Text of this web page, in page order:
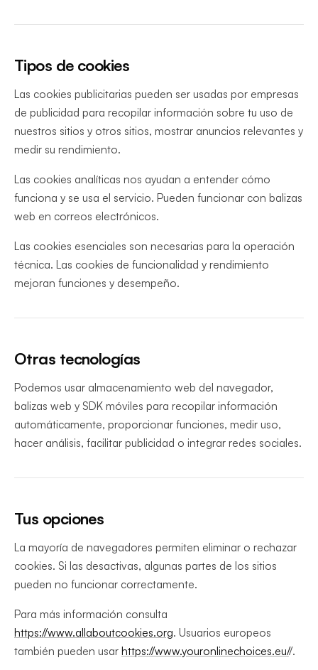
Tipos de cookies
Las cookies publicitarias pueden ser usadas por empresas
de publicidad para recopilar información sobre tu uso de
nuestros sitios y otros sitios, mostrar anuncios relevantes y
medir su rendimiento.
Las cookies analíticas nos ayudan a entender cómo
funciona y se usa el servicio. Pueden funcionar con balizas
web en correos electrónicos.
Las cookies esenciales son necesarias para la operación
técnica. Las cookies de funcionalidad y rendimiento
mejoran funciones y desempeño.
Otras tecnologías
Podemos usar almacenamiento web del navegador,
balizas web y SDK móviles para recopilar información
automáticamente, proporcionar funciones, medir uso,
hacer análisis, facilitar publicidad o integrar redes sociales.
Tus opciones
La mayoría de navegadores permiten eliminar o rechazar
cookies. Si las desactivas, algunas partes de los sitios
pueden no funcionar correctamente.
Para más información consulta
https://www.allaboutcookies.org. Usuarios europeos
también pueden usar https://www.youronlinechoices.eu//.